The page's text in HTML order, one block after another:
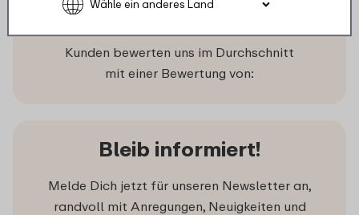
Was unsere Kunden sagen
Kunden bewerten uns im Durchschnitt
mit einer Bewertung von:
Bleib informiert!
Melde Dich jetzt für unseren Newsletter an,
randvoll mit Anregungen, Neuigkeiten und